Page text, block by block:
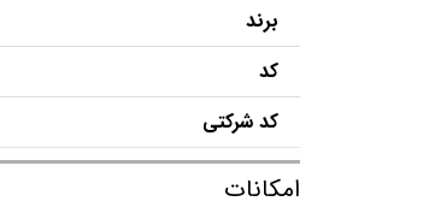
برند
کد
کد شرکتی
امکانات